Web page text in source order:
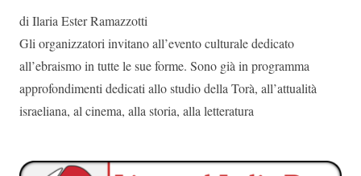
di Ilaria Ester Ramazzotti
Gli organizzatori invitano all’evento culturale dedicato
all’ebraismo in tutte le sue forme. Sono già in programma
approfondimenti dedicati allo studio della Torà, all’attualità
israeliana, al cinema, alla storia, alla letteratura